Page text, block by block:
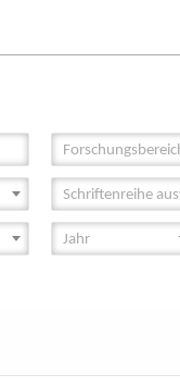
Schriftenreihe